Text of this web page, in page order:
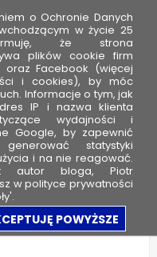
- Milicja
o Ochronie Danych
w życie 25
że strona
plików cookie firm
oraz Facebook (więcej
i cookies), by móc
Informacje o tym, jak
IP i nazwa klienta
wydajności i
Google, by zapewnić
statystyki
i na nie reagować.
autor bloga, Piotr
w polityce prywatności
POWYŻSZE